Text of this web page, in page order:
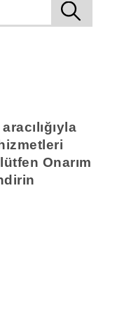
Onarım